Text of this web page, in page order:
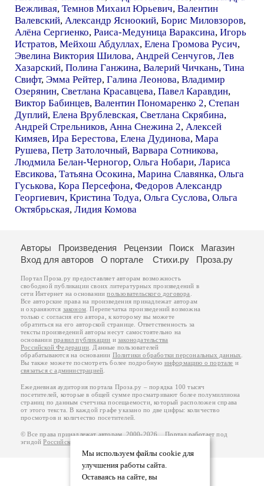
Вежливая, Темнов Михаил Юрьевич, Валентин
Валевский, Александр Ясноокий, Борис Миловзоров,
Алёна Сергиенко, Раиса-Медуница Вараксина, Игорь
Истратов, Мейхош Абдуллах, Елена Громова Русич,
Эвелина Виктория Шилова, Андрей Сенчугов, Лев
Хазарский, Полина Ганжина, Валерий Чичкань, Тина
Свифт, Эмма Рейтер, Галина Леонова, Владимир
Озерянин, Светлана Красавцева, Павел Каравдин,
Виктор Бабинцев, Валентин Пономаренко 2, Степан
Дуплий, Елена Врублевская, Светлана Скрябина,
Андрей Стрельников, Анна Снежина 2, Алексей
Кимяев, Ира Берестова, Елена Дудинова, Мара
Рушева, Петр Затолочный, Варвара Сотникова,
Людмила Белан-Черногор, Ольга Нобари, Лариса
Евсикова, Татьяна Осокина, Марина Славянка, Ольга
Гуськова, Кора Персефона, Федоров Александр
Георгиевич, Кристина Тодуа, Ольга Суслова, Ольга
Октябрьская, Лидия Комова
Мы используем файлы cookie для
улучшения работы сайта.
Оставаясь на сайте, вы
Авторы Произведения Рецензии Поиск
Магазин
Вход для авторов
О портале Стихи.ру Проза.ру
Портал Проза.ру предоставляет авторам возможность
свободной публикации своих литературных произведений в
сети Интернет на основаниипользовательского договора
Все авторские права на произведения принадлежат авторам
и охраняются законом . Перепечатка произведений возможна
только с согласия его автора, к которому вы можете
обратиться на его авторской странице. Ответственность за
тексты произведений авторы несут самостоятельно на
основанииправил публикации изаконодательства
Российской Федерации . Данные пользователей
обрабатываются на основании Политики обработки персональных данных
Вы также можете посмотреть более подробную информацию о портале и
связаться с администрацией
Ежедневная аудитория портала Проза.ру – порядка 100 тысяч
посетителей, которые в общей сумме просматривают более полумиллиона
страниц по данным счетчика посещаемости, который расположен справа
от этого текста. В каждой графе указано по две цифры: количество
просмотров и количество посетителей.
© Все права принадлежат авторам, 2000-2026. Портал работает под
эгидойРоссийского союза писателей